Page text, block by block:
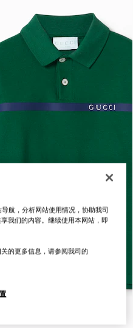
航，分析网站使用情况，协助我司
我们的内容。继续使用本网站，即
的更多信息，请参阅我司的